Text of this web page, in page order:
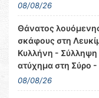
08/08/26
Θάνατος
σκάφους στη
Κυλλήνη - Σύλληψη
ατύχημα στη Σύρο
08/08/26